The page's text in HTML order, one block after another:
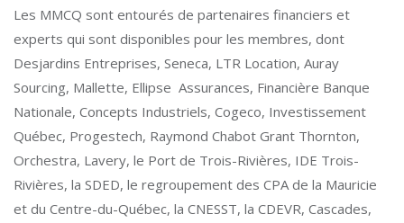
Les MMCQ sont entourés de partenaires financiers et
experts qui sont disponibles pour les membres, dont
Desjardins Entreprises, Seneca, LTR Location, Auray
Sourcing, Mallette, Ellipse Assurances, Financière Banque
Nationale, Concepts Industriels, Cogeco, Investissement
Québec, Progestech, Raymond Chabot Grant Thornton,
Orchestra, Lavery, le Port de Trois-Rivières, IDE Trois-
Rivières, la SDED, le regroupement des CPA de la Mauricie
et du Centre-du-Québec, la CNESST, la CDEVR, Cascades,